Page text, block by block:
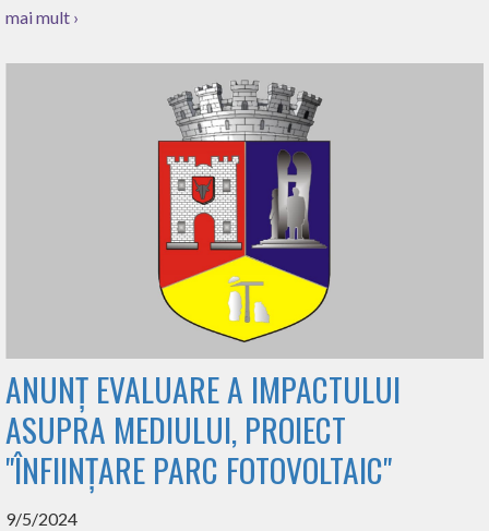
mai mult ›
ANUNȚ EVALUARE A IMPACTULUI
ASUPRA MEDIULUI, PROIECT
"ÎNFIINȚARE PARC FOTOVOLTAIC"
9/5/2024